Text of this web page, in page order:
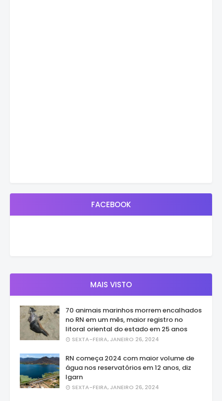
FACEBOOK
MAIS VISTO
70 animais marinhos morrem encalhados
no RN em um mês, maior registro no
litoral oriental do estado em 25 anos
SEXTA-FEIRA, JANEIRO 26, 2024
RN começa 2024 com maior volume de
água nos reservatórios em 12 anos, diz
Igarn
SEXTA-FEIRA, JANEIRO 26, 2024